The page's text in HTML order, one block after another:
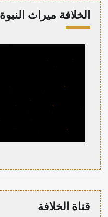
الخلافة ميراث النبوة
قناة الخلافة